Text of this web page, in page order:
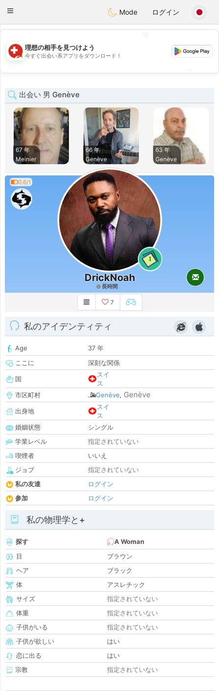
Suissi
Toggle
Mode ログイン
💖
💕
理想の相手を見つけよう
今すぐ出会い系アプリをダウンロード！
出会い 男 Genève
67 年
Meinier
66 年
Genève
63 年
Genève
0.6/1
1
DrickNoah
長時間
7
私のアイデンティティ
Age
37 年
ここに
深刻な関係
国
スイ
ス
市区町村
Genève, Genève
出身地
スイ
ス
婚姻状態
シングル
学業レベル
指定されていない
喫煙者
いいえ
ジョブ
指定されていない
私の友達
ログイン
参加
ログイン
私の物理学と+
探す
A Woman
目
ブラウン
ヘア
ブラック
体
アスレチック
サイズ
指定されていない
体重
指定されていない
子供がいる
指定されていない
子供が欲しい
はい
恋に出る
はい
宗教
指定されていない